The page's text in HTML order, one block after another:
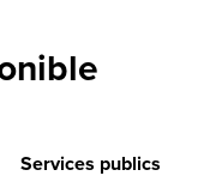
Services publics